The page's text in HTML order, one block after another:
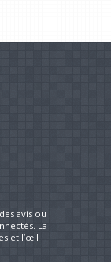
avis ou
La
et l’œil